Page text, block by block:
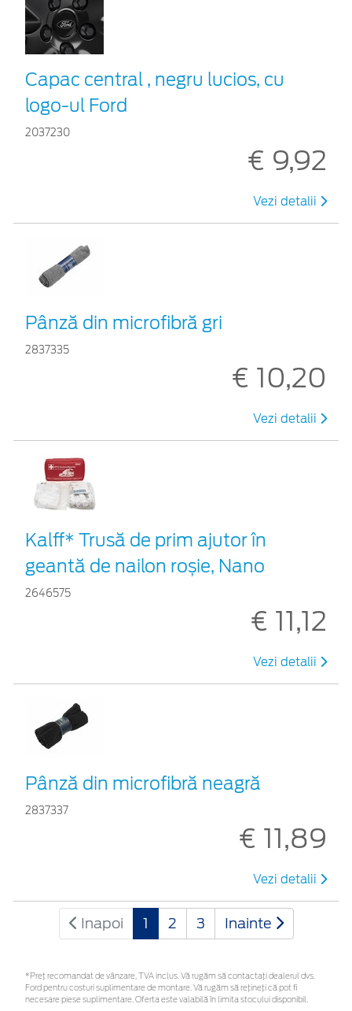
Capac central , negru lucios, cu
logo-ul Ford
2037230
€ 9,92
Vezi detalii
Pânză din microfibră gri
2837335
€ 10,20
Vezi detalii
Kalff* Trusă de prim ajutor în
geantă de nailon roșie, Nano
2646575
€ 11,12
Vezi detalii
Pânză din microfibră neagră
2837337
€ 11,89
Vezi detalii
Inapoi 1 2 3 Inainte
*Preţ recomandat de vânzare, TVA inclus. Vă rugăm să contactaţi dealerul dvs.
Ford pentru costuri suplimentare de montare. Vă rugăm să rețineți că pot fi
necesare piese suplimentare. Oferta este valabilă în limita stocului disponibil.